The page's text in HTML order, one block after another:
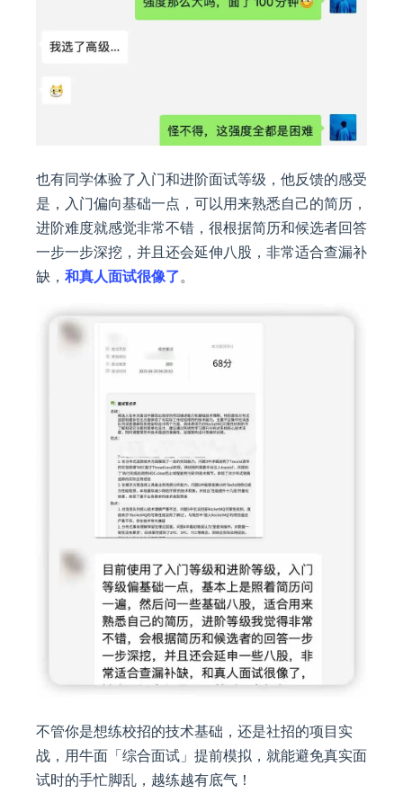
也有同学体验了入门和进阶面试等级，他反馈的感受
是，入门偏向基础一点，可以用来熟悉自己的简历，
进阶难度就感觉非常不错，很根据简历和候选者回答
一步一步深挖，并且还会延伸八股，非常适合查漏补
缺， 和真人面试很像了。
不管你是想练校招的技术基础，还是社招的项目实
战，用牛面「综合面试」提前模拟，就能避免真实面
试时的手忙脚乱，越练越有底气！